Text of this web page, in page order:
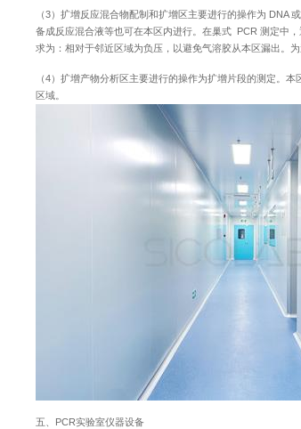
（3）扩增反应混合物配制和扩增区主要进行的操作为
备成反应混合液等也可在本区内进行。在巢式 PCR 测定中
求为：相对于邻近区域为负压，以避免气溶胶从本区漏出。
（4）扩增产物分析区主要进行的操作为扩增片段的测定。
区域。
五、PCR实验室仪器设备